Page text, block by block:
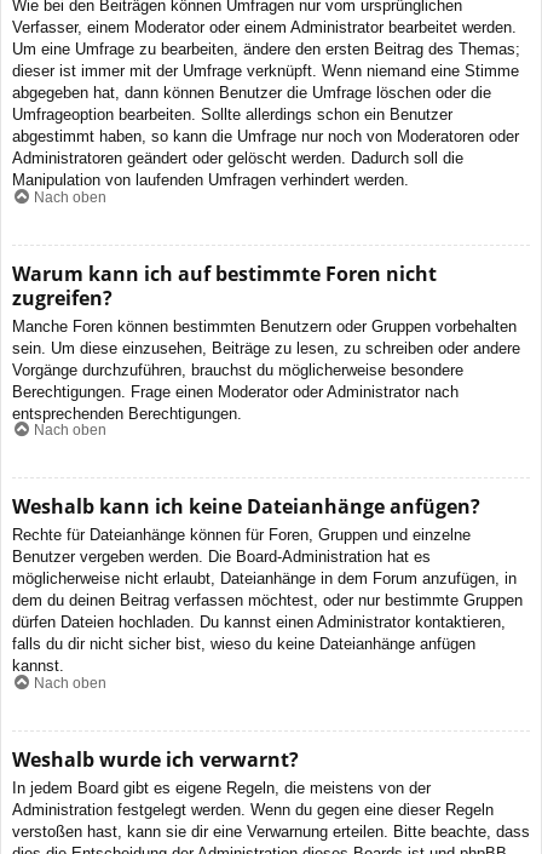
Wie bei den Beiträgen können Umfragen nur vom ursprünglichen
Verfasser, einem Moderator oder einem Administrator bearbeitet werden.
Um eine Umfrage zu bearbeiten, ändere den ersten Beitrag des Themas;
dieser ist immer mit der Umfrage verknüpft. Wenn niemand eine Stimme
abgegeben hat, dann können Benutzer die Umfrage löschen oder die
Umfrageoption bearbeiten. Sollte allerdings schon ein Benutzer
abgestimmt haben, so kann die Umfrage nur noch von Moderatoren oder
Administratoren geändert oder gelöscht werden. Dadurch soll die
Manipulation von laufenden Umfragen verhindert werden.
Nach oben
Warum kann ich auf bestimmte Foren nicht
zugreifen?
Manche Foren können bestimmten Benutzern oder Gruppen vorbehalten
sein. Um diese einzusehen, Beiträge zu lesen, zu schreiben oder andere
Vorgänge durchzuführen, brauchst du möglicherweise besondere
Berechtigungen. Frage einen Moderator oder Administrator nach
entsprechenden Berechtigungen.
Nach oben
Weshalb kann ich keine Dateianhänge anfügen?
Rechte für Dateianhänge können für Foren, Gruppen und einzelne
Benutzer vergeben werden. Die Board-Administration hat es
möglicherweise nicht erlaubt, Dateianhänge in dem Forum anzufügen, in
dem du deinen Beitrag verfassen möchtest, oder nur bestimmte Gruppen
dürfen Dateien hochladen. Du kannst einen Administrator kontaktieren,
falls du dir nicht sicher bist, wieso du keine Dateianhänge anfügen
kannst.
Nach oben
Weshalb wurde ich verwarnt?
In jedem Board gibt es eigene Regeln, die meistens von der
Administration festgelegt werden. Wenn du gegen eine dieser Regeln
verstoßen hast, kann sie dir eine Verwarnung erteilen. Bitte beachte, dass